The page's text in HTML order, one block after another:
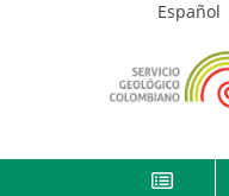
Español